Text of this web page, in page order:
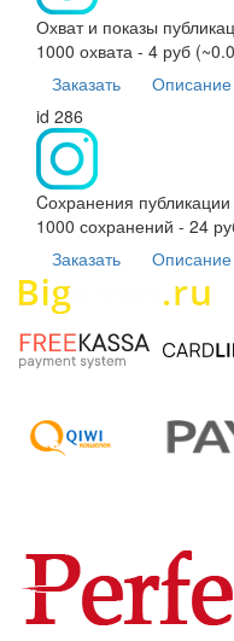
Охват и показы
1000 охвата - 4 руб
Заказать
Описание
id 286
Cохранения публикации
1000 сохранений - 24
Заказать
Описание